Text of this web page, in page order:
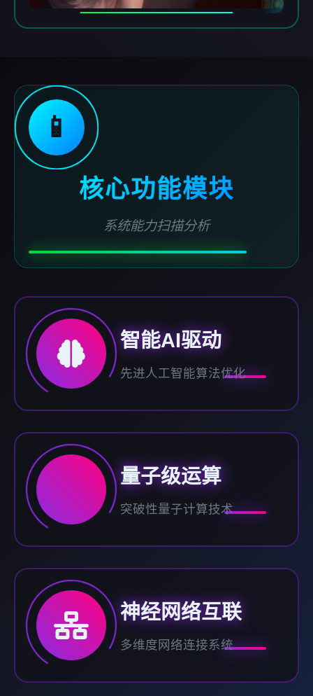
📱
核心功能模块
系统能力扫描分析
智能AI驱动
先进人工智能算法优化
量子级运算
突破性量子计算技术
神经网络互联
多维度网络连接系统